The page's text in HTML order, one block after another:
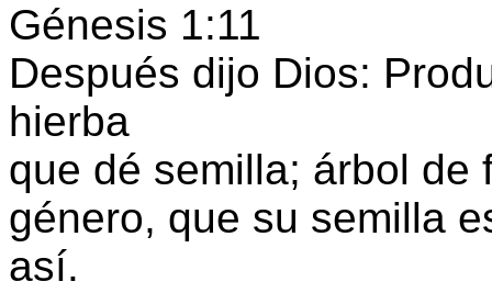
Génesis 1:11
Después dijo Dios:
hierba
que dé semilla; árbol de
género, que su semilla
así.